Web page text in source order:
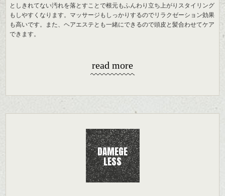
としきれてない汚れを落とすことで根元もふんわり立ち上がりスタイリング
もしやすくなります。マッサージもしっかりするのでリラクゼーション効果
も高いです。また、ヘアエステとも一緒にできるので頭皮と髪合わせてケア
できます。
read more
DAMEGE
LESS